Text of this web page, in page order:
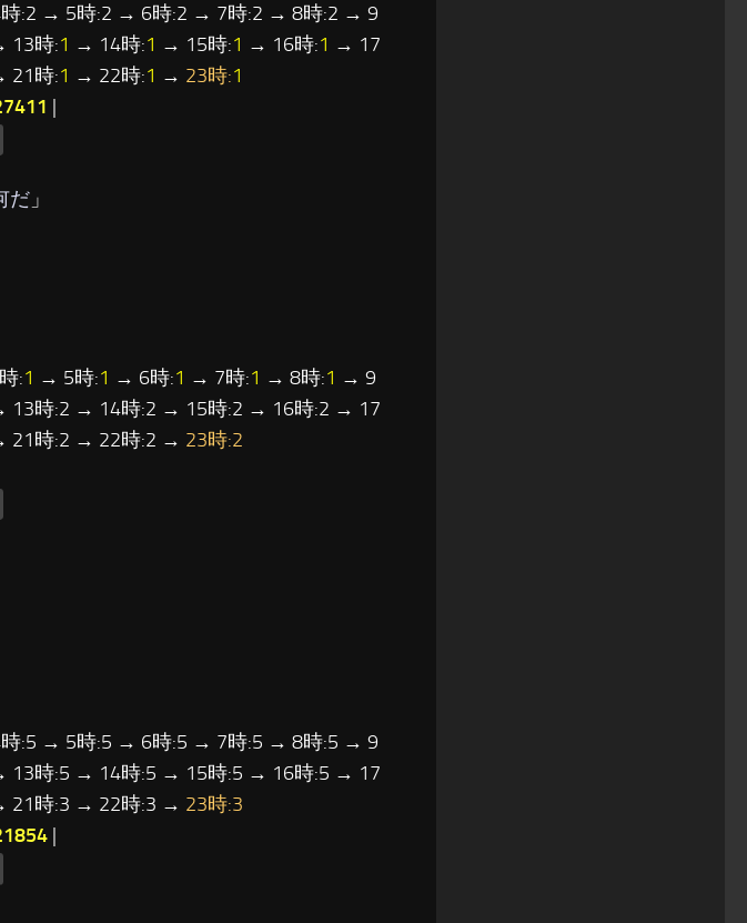
:2 → 5時:2 → 6時:2 → 7時:2 → 8時:2 → 9
13時:1 → 14時:1 → 15時:1 → 16時:1 → 17
21時:1 → 22時:1 → 23時:1
|
だ 」
:1 → 5時:1 → 6時:1 → 7時:1 → 8時:1 → 9
時:2 → 14時:2 → 15時:2 → 16時:2 → 17
21時:2 → 22時:2 → 23時:2
:5 → 5時:5 → 6時:5 → 7時:5 → 8時:5 → 9
時:5 → 14時:5 → 15時:5 → 16時:5 → 17
21時:3 → 22時:3 → 23時:3
|